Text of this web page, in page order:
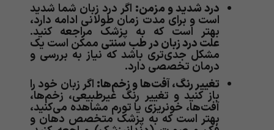
درد شدید و مزمن: اگر درد زبان شما شدید
است و برای مدت زمان طولانی ادامه دارد،
بهتر است که به پزشک مراجعه کنید.
علت درد زبان در طب سنتی ممکن است یک
مشکل جدی‌تری باشد که نیاز به بررسی و
درمان تخصصی دارد.
تغییر رنگ، آفت‌ها و زخم‌ها: اگر زبان خود را
باز کنید و تغییر رنگ غیرطبیعی، زخم‌ها،
آفت‌ها، خونریزی یا تورم مشاهده می‌کنید،
بهتر است که به پزشک متخصص دهان و